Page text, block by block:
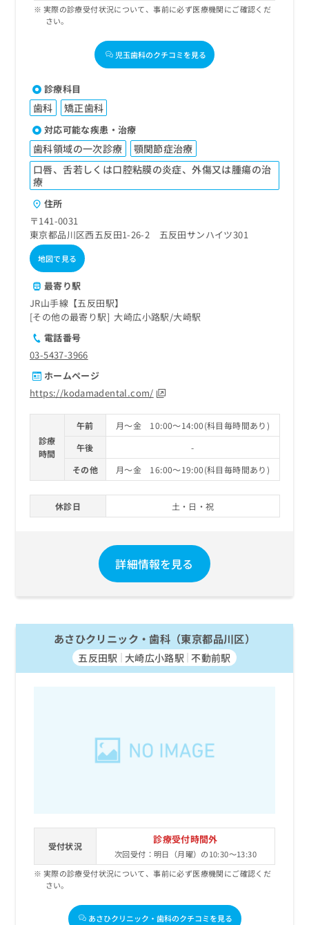
実際の診療受付状況について、事前に必ず医療機関にご確認くだ
さい。
児玉歯科のクチコミを見る
診療科目
歯科 矯正歯科
対応可能な疾患・治療
歯科領域の一次診療
顎関節症治療
口唇、舌若しくは口腔粘膜の炎症、外傷又は腫瘍の治
療
住所
〒141-0031
東京都品川区西五反田1-26-2 五反田サンハイツ301
地図で見る
最寄り駅
JR山手線【五反田駅】
その他の最寄り駅
大崎広小路駅 大崎駅
電話番号
03-5437-3966
ホームページ
https://kodamadental.com/
診療
時間
午前
月～金 10:00～14:00(科目毎時間あり)
午後
-
その他
月～金 16:00～19:00(科目毎時間あり)
休診日 土・日・祝
詳細情報を見る
あさひクリニック・歯科（東京都品川区）
五反田駅 大崎広小路駅 不動前駅
受付状況
診療受付時間外
次回受付：明日（月曜）の10:30～13:30
実際の診療受付状況について、事前に必ず医療機関にご確認くだ
さい。
あさひクリニック・歯科のクチコミを見る